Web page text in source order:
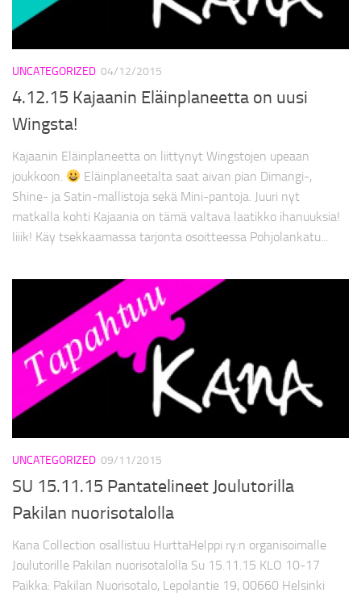
UNCATEGORIZED 04/12/2015
4.12.15 Kajaanin Eläinplaneetta on uusi
Wingsta!
Kajaanin Eläinplaneetta on liittynyt Wingstojen upeaan
joukkoon.
Eläinplaneetalta saat aivan pian Dimangi-,
Shine- ja Satin-mallistoja sekä Mini-pantoja. Juuri nyt
matkalla kohti Kajaania on tämä valtava laatikko ihanuuksia!
Iiiik! Käy tsekkaamassa tarjonta osoitteessa Pohjolankatu...
UNCATEGORIZED 09/11/2015
SU 15.11.15 Pantatelineet Joulutorilla
Pakilan nuorisotalolla
Kana Collection osallistuu HurttaHelppi ry:n organisoimalle
Joulutorille Pakilan nuorisotalolla Su 15.11.15 KLO 10-17
Paikka: Pakilan Nuorisotalo, Lepolantie 19, 00660 Helsinki